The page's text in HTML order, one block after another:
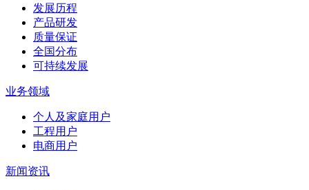
发展历程
产品研发
质量保证
全国分布
可持续发展
业务领域
个人及家庭用户
工程用户
电商用户
新闻资讯